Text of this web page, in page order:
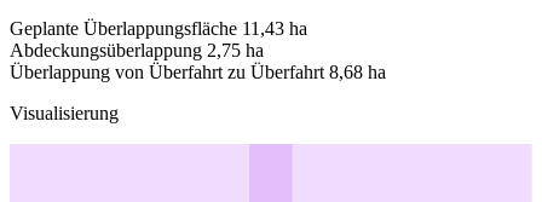
Geplante Überlappungsfläche 11,43 ha
Abdeckungsüberlappung 2,75 ha
Überlappung von Überfahrt zu Überfahrt 8,68 ha
Visualisierung